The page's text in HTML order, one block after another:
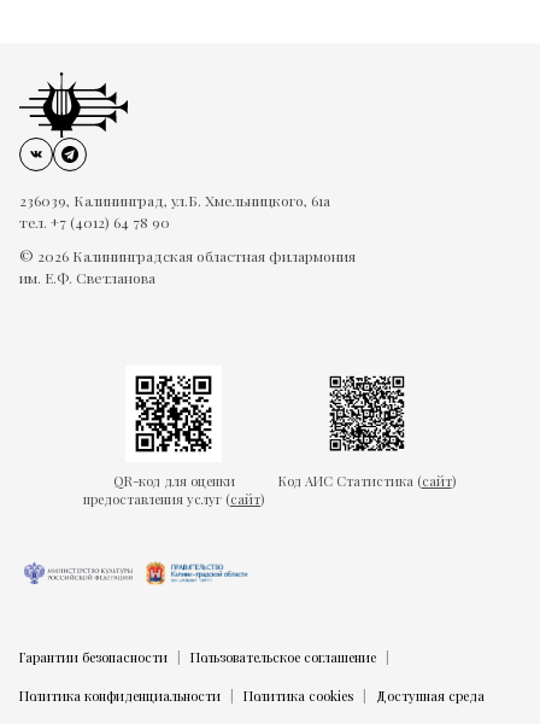
236039, Калининград, ул.Б. Хмельницкого, 61а
тел. +7 (4012) 64 78 90
© 2026 Калининградская областная филармония
им. Е.Ф. Светланова
QR-код для оценки
предоставления услуг (сайт)
Код АИС Статистика (сайт)
Гарантии безопасности Пользовательское соглашение
Политика конфиденциальности Политика cookies Доступная среда